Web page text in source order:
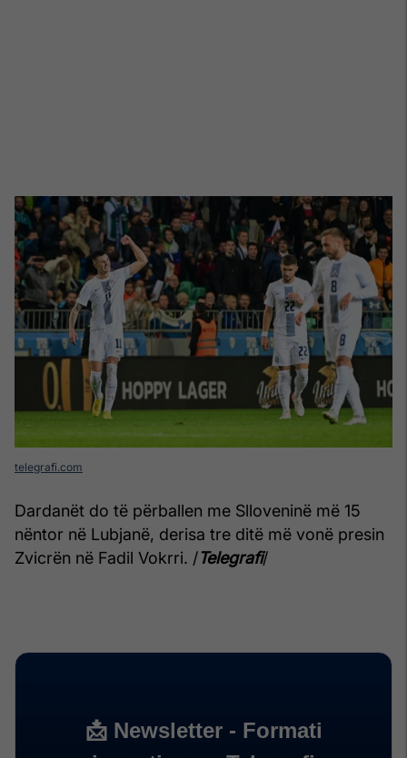
telegrafi.com
Dardanët do të përballen me Slloveninë më 15
nëntor në Lubjanë, derisa tre ditë më vonë presin
Zvicrën në Fadil Vokrri. /Telegrafi/